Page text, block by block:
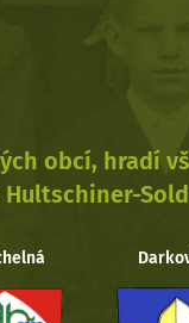
obcí, hradí